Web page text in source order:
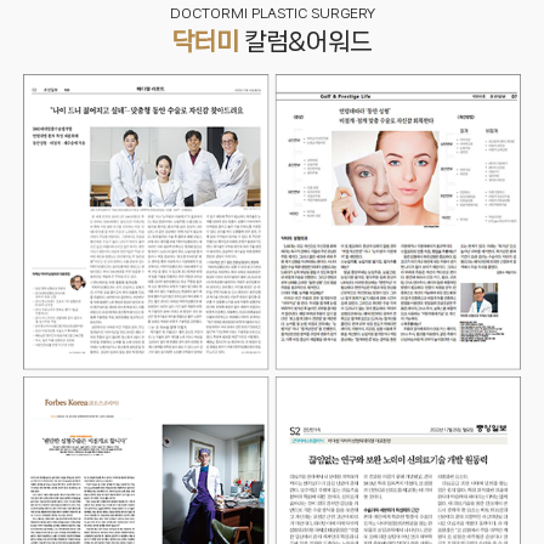
DOCTORMI PLASTIC SURGERY
닥터미 칼럼&어워드